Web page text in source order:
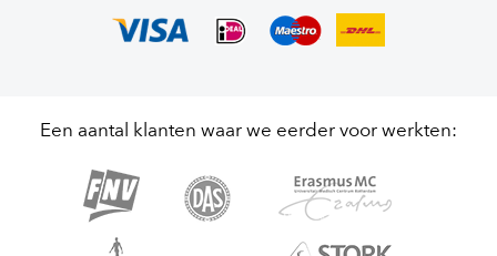
Een aantal klanten waar we eerder voor werkten: